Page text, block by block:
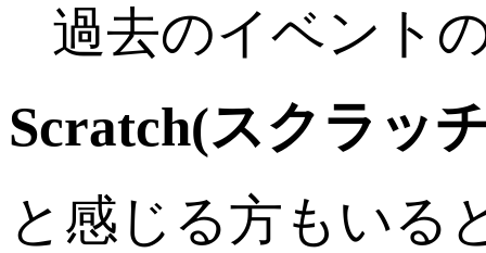
過去のイベント
Scratch(スクラッ
と感じる方もいる